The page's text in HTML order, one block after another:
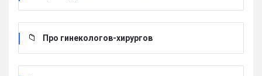
Про гинекологов-хирургов